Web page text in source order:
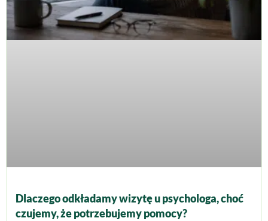
Dlaczego odkładamy wizytę u psychologa, choć
czujemy, że potrzebujemy pomocy?